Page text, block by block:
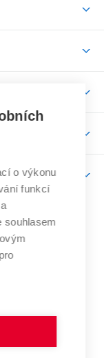
o výkonu
funkcí
souhlasem